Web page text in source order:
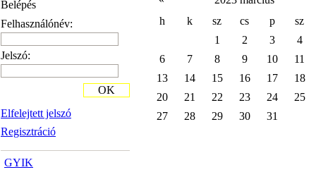
Belépés
Felhasználónév:
Jelszó:
Elfelejtett jelszó
Regisztráció
OK
GYIK
h
k sz cs p
sz
1
2 3
4
6
7 8 9 10
11
13
14 15 16 17
18
20
21 22 23 24
25
27
28 29 30 31